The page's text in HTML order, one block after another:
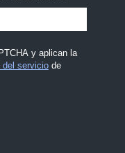
y aplican la
del serviciode